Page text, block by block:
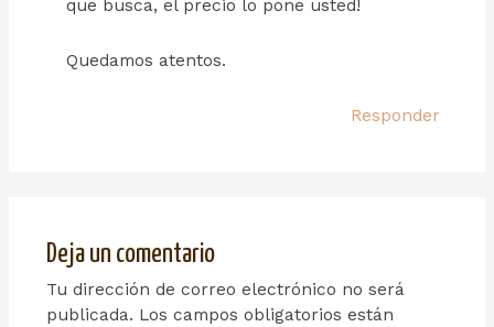
que busca, el precio lo pone usted!
Quedamos atentos.
Responder
Deja un comentario
Tu dirección de correo electrónico no será
publicada. Los campos obligatorios están